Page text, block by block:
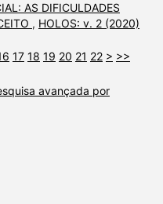
AS DIFICULDADES
, HOLOS: v. 2 (2020)
17 18 19 20 21 22 > >>
avançada por